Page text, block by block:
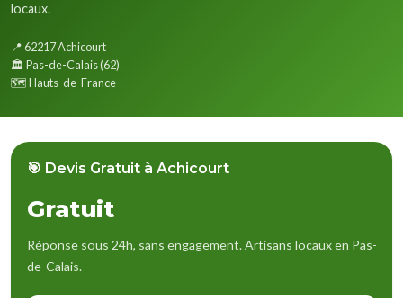
locaux.
📍 62217 Achicourt
🏛️ Pas-de-Calais (62)
🗺️ Hauts-de-France
🎯 Devis Gratuit à Achicourt
Gratuit
Réponse sous 24h, sans engagement. Artisans locaux en Pas-
de-Calais.